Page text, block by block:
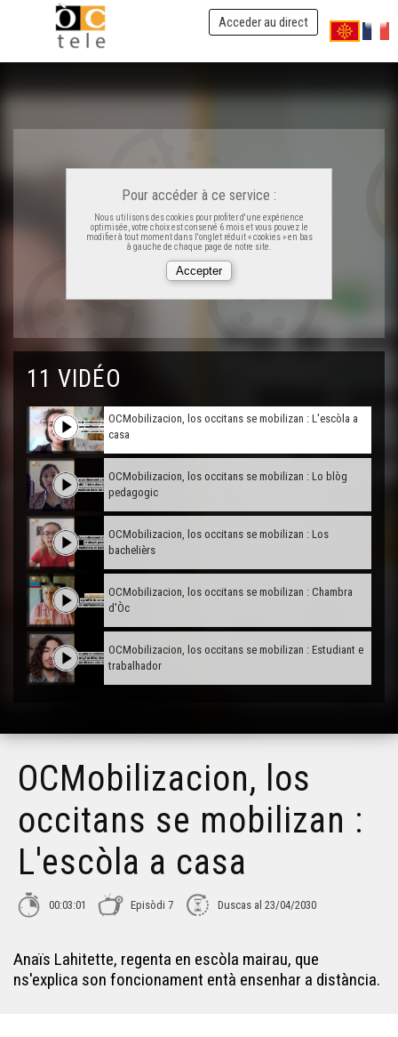
Acceder au direct
Pour accéder à ce service :
Nous utilisons des cookies pour profiter d'une expérience
optimisée, votre choix est conservé 6 mois et vous pouvez le
modifier à tout moment dans l'onglet réduit « cookies » en bas
à gauche de chaque page de notre site.
11 VIDÉO
OCMobilizacion, los occitans se mobilizan : Lo CFPÒC
OCMobilizacion, los occitans se mobilizan : Los
bohaires
OCMobilizacion, los occitans se mobilizan : L'escrabble
medicau
OCMobilizacion, los occitans se mobilizan : L'escòla a
casa
OCMobilizacion, los occitans se mobilizan : Lo blòg
pedagogic
OCMobilizacion, los occitans se mobilizan : Los
bachelièrs
OCMobilizacion, los occitans se mobilizan : Chambra
d'Òc
OCMobilizacion, los occitans se mobilizan : Estudiant e
trabalhador
OCMobilizacion, los
occitans se mobilizan :
L'escòla a casa
00:03:01 Episòdi 7 Duscas al 23/04/2030
Anaïs Lahitette, regenta en escòla mairau, que
ns'explica son foncionament entà ensenhar a distància.